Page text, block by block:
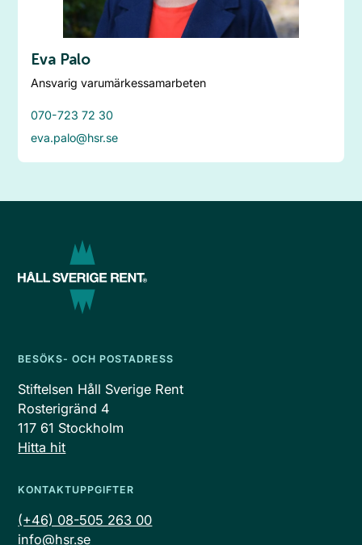
Eva Palo
Ansvarig varumärkessamarbeten
070-723 72 30
eva.palo@hsr.se
BESÖKS- OCH POSTADRESS
Stiftelsen Håll Sverige Rent
Rosterigränd 4
117 61 Stockholm
Hitta hit
KONTAKTUPPGIFTER
(+46) 08-505 263 00
info@hsr.se